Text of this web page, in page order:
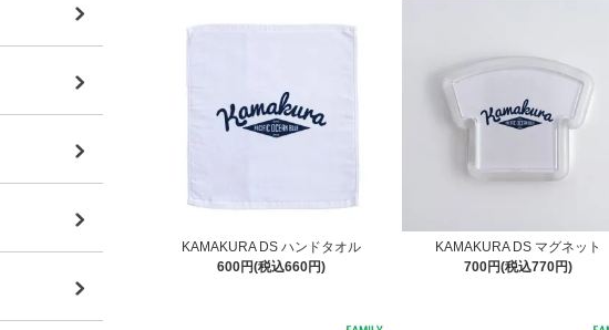
KAMAKURA DS ハンドタオル
600円(税込660円)
KAMAKURA DS マグネット
700円(税込770円)